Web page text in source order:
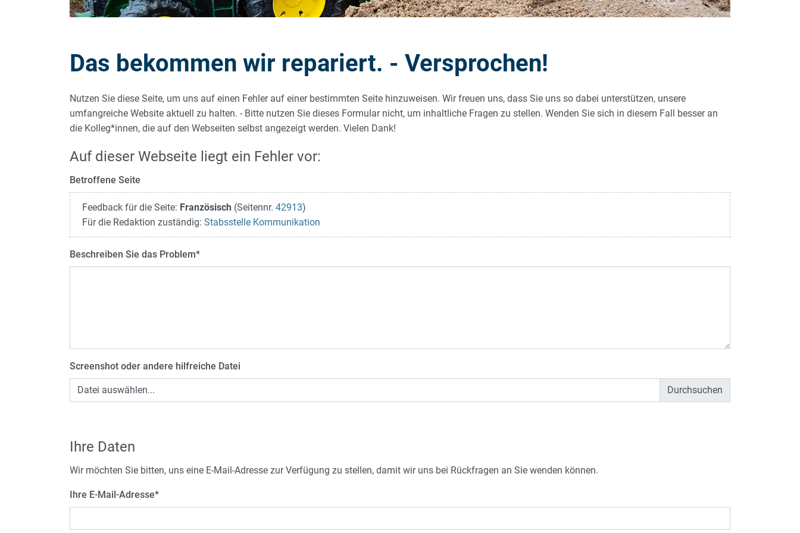
Das bekommen wir repariert. - Versprochen!
Nutzen Sie diese Seite, um uns auf einen Fehler auf einer bestimmten Seite hinzuweisen. Wir freuen uns, dass Sie uns so dabei unterstützen, unsere
umfangreiche Website aktuell zu halten. - Bitte nutzen Sie dieses Formular nicht, um inhaltliche Fragen zu stellen. Wenden Sie sich in diesem Fall besser an
die Kolleg*innen, die auf den Webseiten selbst angezeigt werden. Vielen Dank!
Auf dieser Webseite liegt ein Fehler vor:
Betroffene Seite
Feedback für die Seite: Französisch (Seitennr. 42913)
Für die Redaktion zuständig: Stabsstelle Kommunikation
Beschreiben Sie das Problem*
Screenshot oder andere hilfreiche Datei
Datei auswählen...
Ihre Daten
Wir möchten Sie bitten, uns eine E-Mail-Adresse zur Verfügung zu stellen, damit wir uns bei Rückfragen an Sie wenden können.
Ihre E-Mail-Adresse*